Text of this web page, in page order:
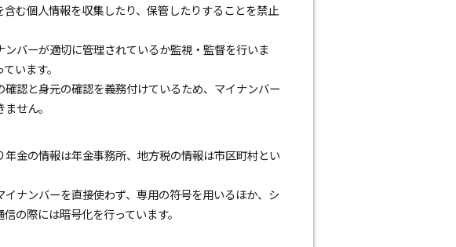
む個人情報を収集したり、保管したりすることを禁止
バーが適切に管理されているか監視・監督を行いま
います。
認と身元の確認を義務付けているため、マイナンバー
せん。
金の情報は年金事務所、地方税の情報は市区町村とい
ナンバーを直接使わず、専用の符号を用いるほか、シ
の際には暗号化を行っています。